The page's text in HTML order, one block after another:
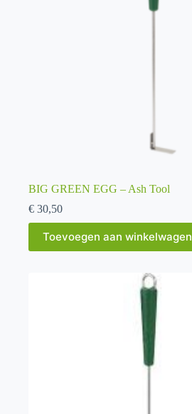
BIG GREEN EGG – Ash Tool
€ 30,50
Toevoegen aan winkelwagen